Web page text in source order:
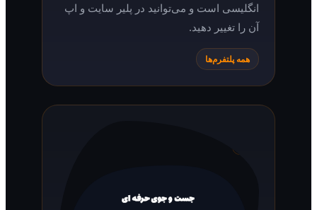
انگلیسی است و می‌توانید در پلیر سایت و اپ
آن را تغییر دهید.
همه پلتفرم‌ها